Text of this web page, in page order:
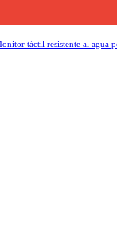
táctil resistente al agua